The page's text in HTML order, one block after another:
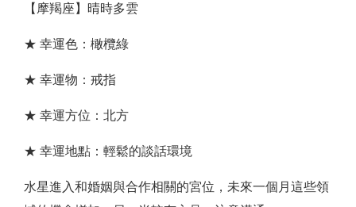
【摩羯座】晴時多雲
★ 幸運色：橄欖綠
★ 幸運物：戒指
★ 幸運方位：北方
★ 幸運地點：輕鬆的談話環境
水星進入和婚姻與合作相關的宮位，未來一個月這些領